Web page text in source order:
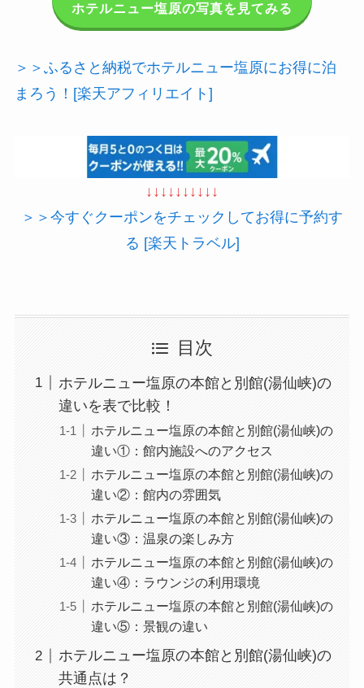
ホテルニュー塩原の写真を見てみる
＞＞ふるさと納税でホテルニュー塩原にお得に泊
まろう！[楽天アフィリエイト]
↓↓↓↓↓↓↓↓↓↓
＞＞今すぐクーポンをチェックしてお得に予約す
る [楽天トラベル]
目次
ホテルニュー塩原の本館と別館(湯仙峡)の
違いを表で比較！
ホテルニュー塩原の本館と別館(湯仙峡)の
違い①：館内施設へのアクセス
ホテルニュー塩原の本館と別館(湯仙峡)の
違い②：館内の雰囲気
ホテルニュー塩原の本館と別館(湯仙峡)の
違い③：温泉の楽しみ方
ホテルニュー塩原の本館と別館(湯仙峡)の
違い④：ラウンジの利用環境
ホテルニュー塩原の本館と別館(湯仙峡)の
違い⑤：景観の違い
ホテルニュー塩原の本館と別館(湯仙峡)の
共通点は？